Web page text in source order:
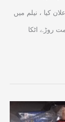
کیا ، نیلم میں
روڑے اٹکا